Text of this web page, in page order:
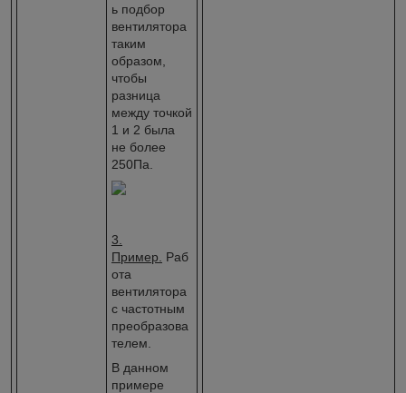
ь подбор
вентилятора
таким
образом,
чтобы
разница
между точкой
1 и 2 была
не более
250Па.
3.
Пример.
Раб
ота
вентилятора
с частотным
преобразова
телем.
В данном
примере